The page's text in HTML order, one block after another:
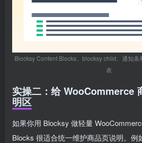
Blocksy Content Blocks、blocksy child、通知条
表
实操二：给 WooCommerce
明区
如果你用 Blocksy 做轻量
Blocks 很适合统一维护商品页说明。例